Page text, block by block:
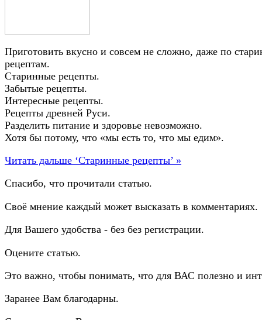
Приготовить вкусно и совсем не сложно, даже по
рецептам.
Старинные рецепты.
Забытые рецепты.
Интересные рецепты.
Рецепты древней Руси.
Разделить питание и здоровье невозможно.
Хотя бы потому, что «мы есть то, что мы едим».
Читать дальше ‘Старинные рецепты’ »
Спасибо, что прочитали статью.
Своё мнение каждый может высказать в комментариях.
Для Вашего удобства - без без регистрации.
Оцените статью.
Это важно, чтобы понимать, что для ВАС полезно и
Заранее Вам благодарны.